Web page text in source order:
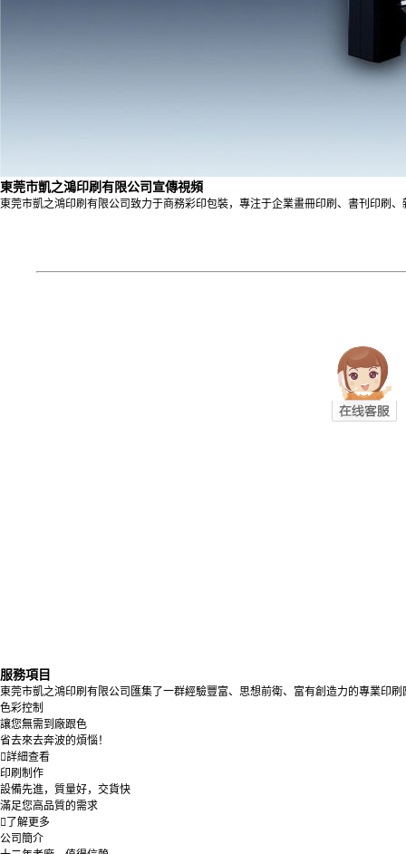
東莞市凱之鴻印刷有限公司宣傳視頻
東莞市凱之鴻印刷有限公司致力于商務彩印包裝，專注于企業畫冊印刷、書刊印刷
服務項目
東莞市凱之鴻印刷有限公司匯集了一群經驗豐富、思想前衛、富有創造力的專業印
色彩控制
讓您無需到廠跟色
省去來去奔波的煩惱！
詳細查看
印刷制作
設備先進，質量好，交貨快
滿足您高品質的需求
了解更多
公司簡介